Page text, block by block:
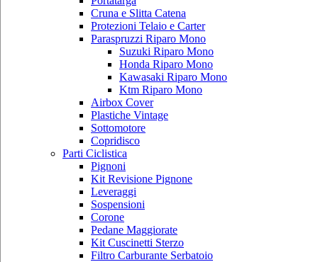
Cruna e Slitta Catena
Protezioni Telaio e Carter
Paraspruzzi Riparo Mono
Suzuki Riparo Mono
Honda Riparo Mono
Kawasaki Riparo Mono
Ktm Riparo Mono
Airbox Cover
Plastiche Vintage
Sottomotore
Copridisco
Parti Ciclistica
Pignoni
Kit Revisione Pignone
Leveraggi
Sospensioni
Corone
Pedane Maggiorate
Kit Cuscinetti Sterzo
Filtro Carburante Serbatoio